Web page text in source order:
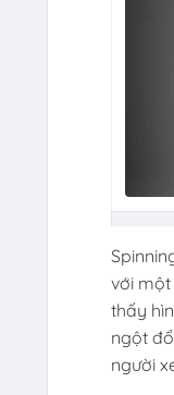
với một
thấy
ngột
người